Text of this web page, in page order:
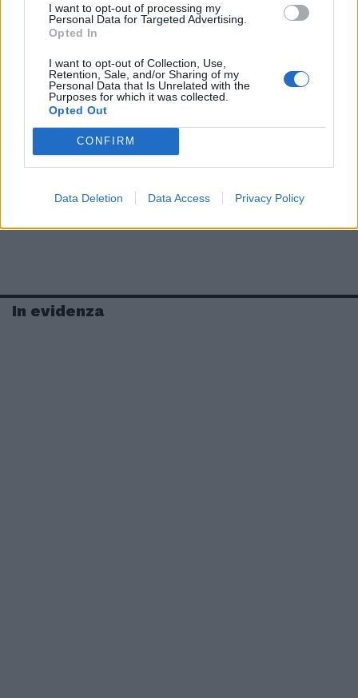
I want to opt-out of processing my
Personal Data for Targeted Advertising.
Opted In
I want to opt-out of Collection, Use,
Retention, Sale, and/or Sharing of my
Personal Data that Is Unrelated with the
Purposes for which it was collected.
Opted Out
CONFIRM
Data Deletion Data Access Privacy Policy
In evidenza